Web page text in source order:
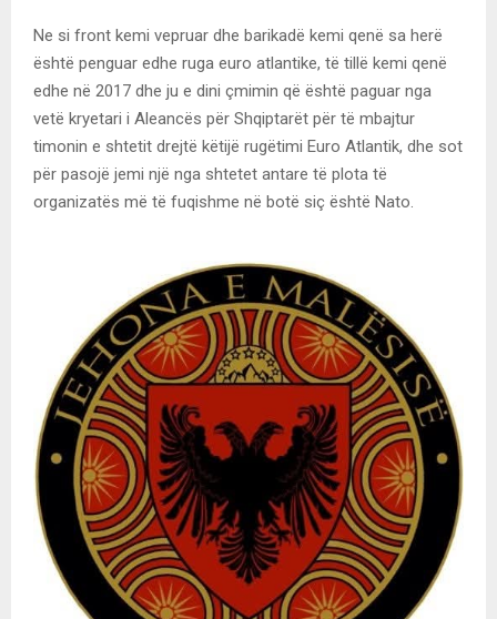
Ne si front kemi vepruar dhe barikadë kemi qenë sa herë
është penguar edhe ruga euro atlantike, të tillë kemi qenë
edhe në 2017 dhe ju e dini çmimin që është paguar nga
vetë kryetari i Aleancës për Shqiptarët për të mbajtur
timonin e shtetit drejtë këtijë rugëtimi Euro Atlantik, dhe sot
për pasojë jemi një nga shtetet antare të plota të
organizatës më të fuqishme në botë siç është Nato.